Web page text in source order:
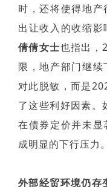
时，还将使得地
出让收入的收缩影
倩倩女士也指出，
限，地产部门继
对此脱敏，而是
了这些利好因素。
在债券定价并未
成明显的下行压力。
外部经贸环境仍存